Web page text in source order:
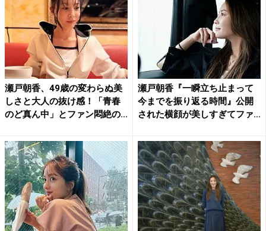
瀬戸朝香、49歳の変わらぬ美
しさと大人の抜け感！「青春
のど真ん中」とファン悶絶の...
瀬戸朝香『一瞬立ち止まって
今までを振り返る時間』公開
された横顔が美しすぎてファ